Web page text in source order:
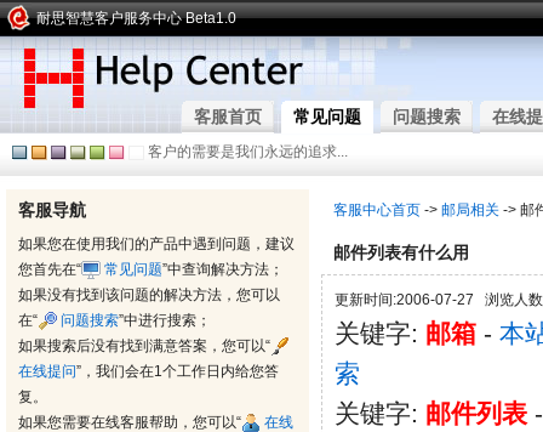
耐思智慧客户服务中心 Beta1.0
客服首页 常见问题 问题搜索 在线
客户的需要是我们永远的追求...
客服导航
如果您在使用我们的产品中遇到问题，建议
您首先在“
常见问题”中查询解决方法；
如果没有找到该问题的解决方法，您可以
在“
问题搜索”中进行搜索；
如果搜索后没有找到满意答案，您可以“
在线提问”，我们会在1个工作日内给您答
复。
如果您需要在线客服帮助，您可以“
在线
客服中心首页 -> 邮局相关 -> 邮
邮件列表有什么用
更新时间:2006-07-27 浏览人
关键字: 邮箱 - 本
索
关键字: 邮件列表